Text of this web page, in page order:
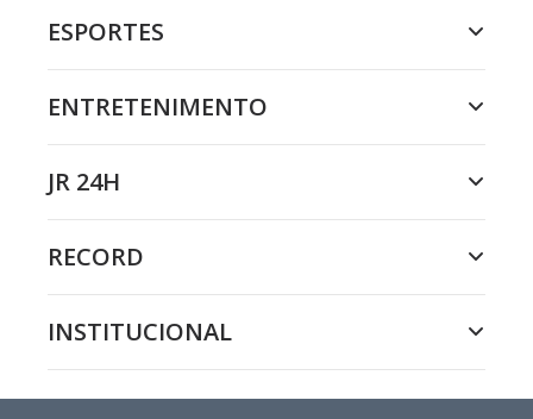
ESPORTES
ENTRETENIMENTO
JR 24H
RECORD
INSTITUCIONAL